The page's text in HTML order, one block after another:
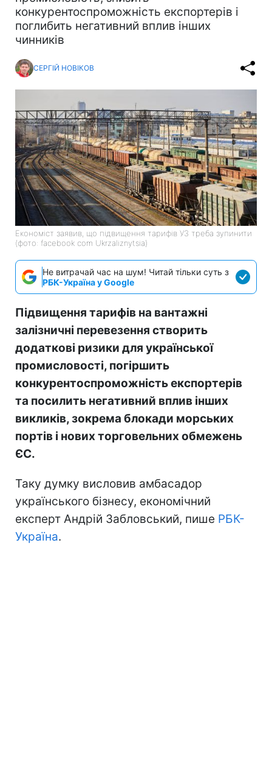
конкурентоспроможність експортерів і
поглибить негативний вплив інших
чинників
СЕРГІЙ НОВІКОВ
Економіст заявив, що підвищення тарифів УЗ треба зупинити
(фото: facebook com Ukrzaliznytsia)
Не витрачай час на шум! Читай тільки суть з
РБК-Україна у Google
Підвищення тарифів на вантажні
залізничні перевезення створить
додаткові ризики для української
промисловості, погіршить
конкурентоспроможність експортерів
та посилить негативний вплив інших
викликів, зокрема блокади морських
портів і нових торговельних обмежень
ЄС.
Таку думку висловив амбасадор
українського бізнесу, економічний
експерт Андрій Забловський, пише РБК-
Україна.